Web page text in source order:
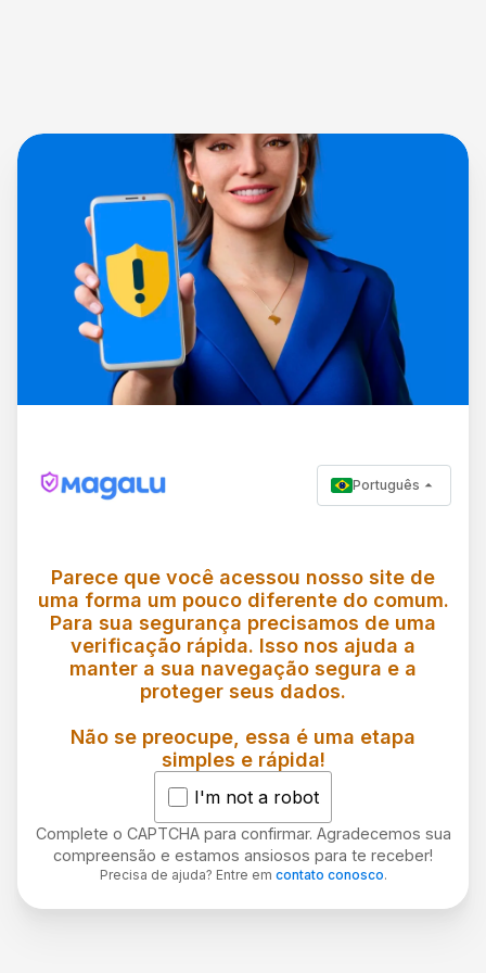
Português
Parece que você acessou nosso site de
uma forma um pouco diferente do comum.
Para sua segurança precisamos de uma
verificação rápida. Isso nos ajuda a
manter a sua navegação segura e a
proteger seus dados.
Não se preocupe, essa é uma etapa
simples e rápida!
I'm not a robot
Complete o CAPTCHA para confirmar. Agradecemos sua
compreensão e estamos ansiosos para te receber!
Precisa de ajuda? Entre em contato conosco.